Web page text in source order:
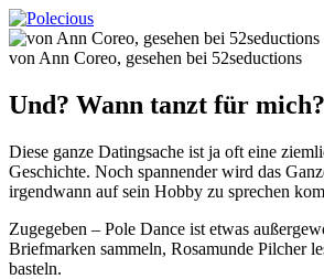
von Ann Coreo, gesehen bei 52seductions
Und? Wann tanzt für mich?
Diese ganze Datingsache ist ja oft eine
Geschichte. Noch spannender wird das
irgendwann auf sein Hobby zu sprechen
Zugegeben – Pole Dance ist etwas
Briefmarken sammeln, Rosamunde Pilcher
basteln.